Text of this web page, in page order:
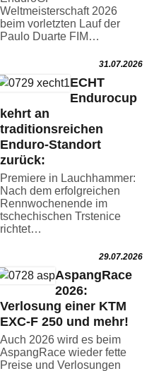
Weltmeisterschaft 2026
beim vorletzten Lauf der
Paulo Duarte FIM…
31.07.2026
ECHT
Endurocup
kehrt an
traditionsreichen
Enduro-Standort
zurück:
Premiere in Lauchhammer:
Nach dem erfolgreichen
Rennwochenende im
tschechischen Trstenice
richtet…
29.07.2026
AspangRace
2026:
Verlosung einer KTM
EXC-F 250 und mehr!
Auch 2026 wird es beim
AspangRace wieder fette
Preise und Verlosungen